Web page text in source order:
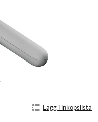
Lägg i inköpslista